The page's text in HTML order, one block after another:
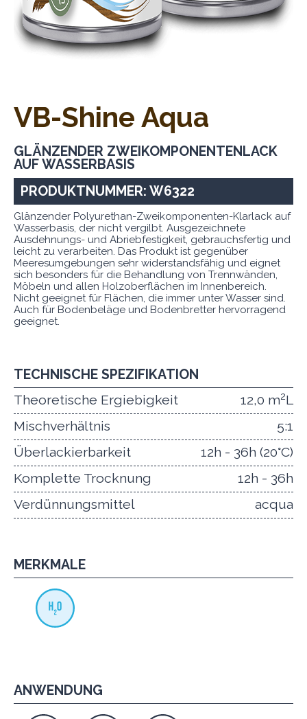
VB-Shine Aqua
GLÄNZENDER ZWEIKOMPONENTENLACK
AUF WASSERBASIS
PRODUKTNUMMER: W6322
Glänzender Polyurethan-Zweikomponenten-Klarlack auf
Wasserbasis, der nicht vergilbt. Ausgezeichnete
Ausdehnungs- und Abriebfestigkeit, gebrauchsfertig und
leicht zu verarbeiten. Das Produkt ist gegenüber
Meeresumgebungen sehr widerstandsfähig und eignet
sich besonders für die Behandlung von Trennwänden,
Möbeln und allen Holzoberflächen im Innenbereich.
Nicht geeignet für Flächen, die immer unter Wasser sind.
Auch für Bodenbeläge und Bodenbretter hervorragend
geeignet.
TECHNISCHE SPEZIFIKATION
Theoretische Ergiebigkeit
12,0 m2L
Mischverhältnis
5:1
Überlackierbarkeit
12h - 36h (20°C)
Komplette Trocknung
12h - 36h
Verdünnungsmittel
acqua
MERKMALE
ANWENDUNG